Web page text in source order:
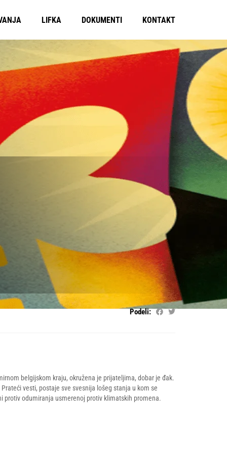
LIFKA DOKUMENTI KONTAKT
Podeli:
belgijskom kraju, okružena je prijateljima, dobar je đak.
vesti, postaje sve svesnija lošeg stanja u kom se
protiv odumiranja usmerenoj protiv klimatskih promena.